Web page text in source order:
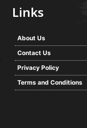
Links
About Us
Contact Us
Privacy Policy
Terms and Conditions